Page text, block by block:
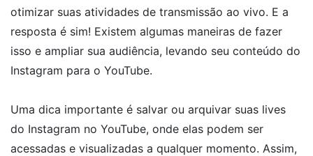
otimizar suas atividades de transmissão ao vivo. E a
resposta é sim! Existem algumas maneiras de fazer
isso e ampliar sua audiência, levando seu conteúdo do
Instagram para o YouTube.
Uma dica importante é salvar ou arquivar suas lives
do Instagram no YouTube, onde elas podem ser
acessadas e visualizadas a qualquer momento. Assim,